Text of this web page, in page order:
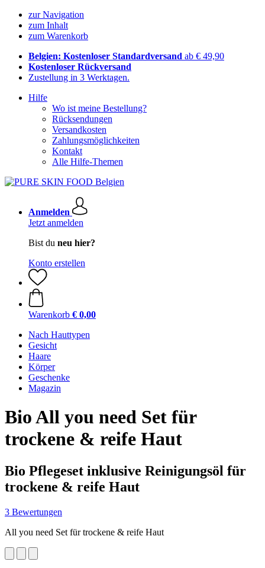
zur Navigation
zum Inhalt
zum Warenkorb
Belgien: Kostenloser Standardversand ab € 49,90
Kostenloser Rückversand
Zustellung in 3 Werktagen.
Hilfe
Wo ist meine Bestellung?
Rücksendungen
Versandkosten
Zahlungsmöglichkeiten
Kontakt
Alle Hilfe-Themen
Anmelden
Jetzt anmelden
Bist du neu hier?
Konto erstellen
Warenkorb € 0,00
Nach Hauttypen
Gesicht
Haare
Körper
Geschenke
Magazin
Bio All you need Set für
trockene & reife Haut
Bio Pflegeset inklusive Reinigungsöl für
trockene & reife Haut
3 Bewertungen
All you need Set für trockene & reife Haut